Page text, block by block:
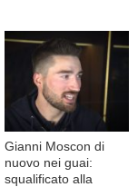
Gianni Moscon di
nuovo nei guai:
squalificato alla